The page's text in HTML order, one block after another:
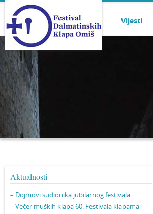
Vijesti
Aktualnosti
– Dojmovi sudionika jubilarnog festivala
– Večer muških klapa 60. Festivala klapama